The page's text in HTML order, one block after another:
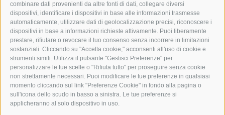
combinare dati provenienti da altre fonti di dati, collegare diversi
dispositivi, identificare i dispositivi in base alle informazioni trasmesse
automaticamente, utilizzare dati di geolocalizzazione precisi, riconoscere i
dispositivi in base a informazioni richieste attivamente. Puoi liberamente
prestare, rifiutare o revocare il tuo consenso senza incorrere in limitazioni
sostanziali. Cliccando su "Accetta cookie," acconsenti all'uso di cookie e
strumenti simili. Utilizza il pulsante "Gestisci Preferenze" per
personalizzare le tue scelte o "Rifiuta tutto" per proseguire senza cookie
non strettamente necessari. Puoi modificare le tue preferenze in qualsiasi
momento cliccando sul link "Preferenze Cookie" in fondo alla pagina o
sull'icona dello scudo in basso a sinistra. Le tue preferenze si
applicheranno al solo dispositivo in uso.
+39 0472 766010
+39 0472 766585
info@staudacher.it